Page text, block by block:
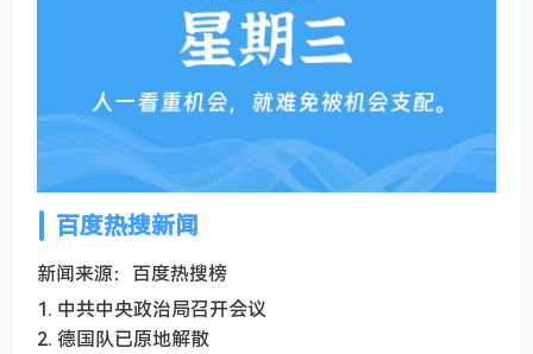
百度热搜新闻
新闻来源：百度热搜榜
1. 中共中央政治局召开会议
2. 德国队已原地解散